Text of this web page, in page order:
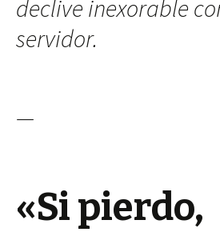
declive inexorable
servidor.
—
«Si pierdo,